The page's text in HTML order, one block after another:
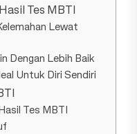
Tes MBTI
Lewat
Dengan Lebih Baik
Untuk Diri Sendiri
Tes MBTI